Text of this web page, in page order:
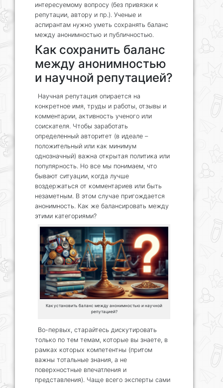
интересуемому вопросу (без привязки к
репутации, автору и пр.). Ученые и
аспирантам нужно уметь сохранять баланс
между анонимностью и публичностью.
Как сохранить баланс
между анонимностью
и научной репутацией?
Научная репутация опирается на
конкретное имя, труды и работы, отзывы и
комментарии, активность ученого или
соискателя. Чтобы заработать
определенный авторитет (в идеале –
положительный или как минимум
однозначный) важна открытая политика или
популярность. Но все мы понимаем, что
бывают ситуации, когда лучше
воздержаться от комментариев или быть
незаметным. В этом случае пригождается
анонимность. Как же балансировать между
этими категориями?
Как установить баланс между анонимностью и научной
репутацией?
Во-первых, старайтесь дискутировать
только по тем темам, которые вы знаете, в
рамках которых компетентны (притом
важны тотальные знания, а не
поверхностные впечатления и
представления). Чаще всего эксперты сами